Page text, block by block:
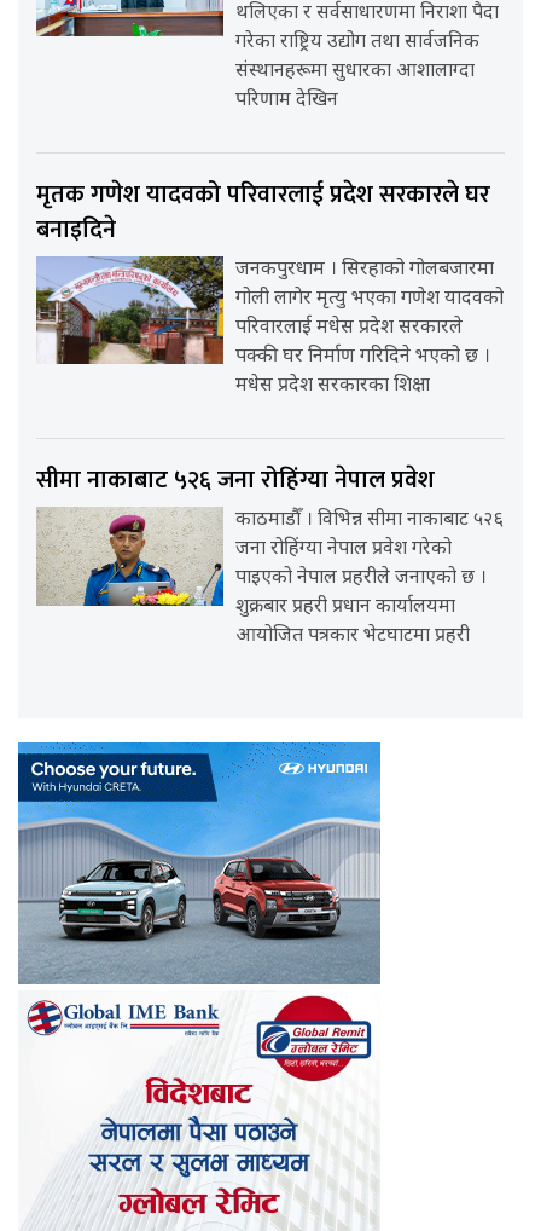
थलिएका र सर्वसाधारणमा निराशा पैदा
गरेका राष्ट्रिय उद्योग तथा सार्वजनिक
संस्थानहरूमा सुधारका आशालाग्दा
परिणाम देखिन
मृतक गणेश यादवको परिवारलाई प्रदेश सरकारले घर
बनाइदिने
जनकपुरधाम । सिरहाको गोलबजारमा
गोली लागेर मृत्यु भएका गणेश यादवको
परिवारलाई मधेस प्रदेश सरकारले
पक्की घर निर्माण गरिदिने भएको छ ।
मधेस प्रदेश सरकारका शिक्षा
सीमा नाकाबाट ५२६ जना रोहिंग्या नेपाल प्रवेश
काठमाडौँ । विभिन्न सीमा नाकाबाट ५२६
जना रोहिंग्या नेपाल प्रवेश गरेको
पाइएको नेपाल प्रहरीले जनाएको छ ।
शुक्रबार प्रहरी प्रधान कार्यालयमा
आयोजित पत्रकार भेटघाटमा प्रहरी